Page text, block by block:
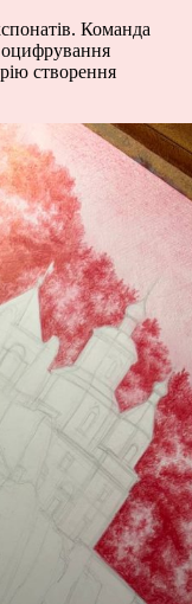
Команда
оцифрування
створення